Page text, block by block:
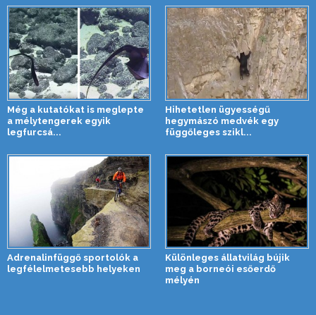
Még a kutatókat is meglepte
a mélytengerek egyik
legfurcsá...
Hihetetlen ügyességű
hegymászó medvék egy
függőleges szikl...
Adrenalinfüggő sportolók a
legfélelmetesebb helyeken
Különleges állatvilág bújik
meg a borneói esőerdő
mélyén